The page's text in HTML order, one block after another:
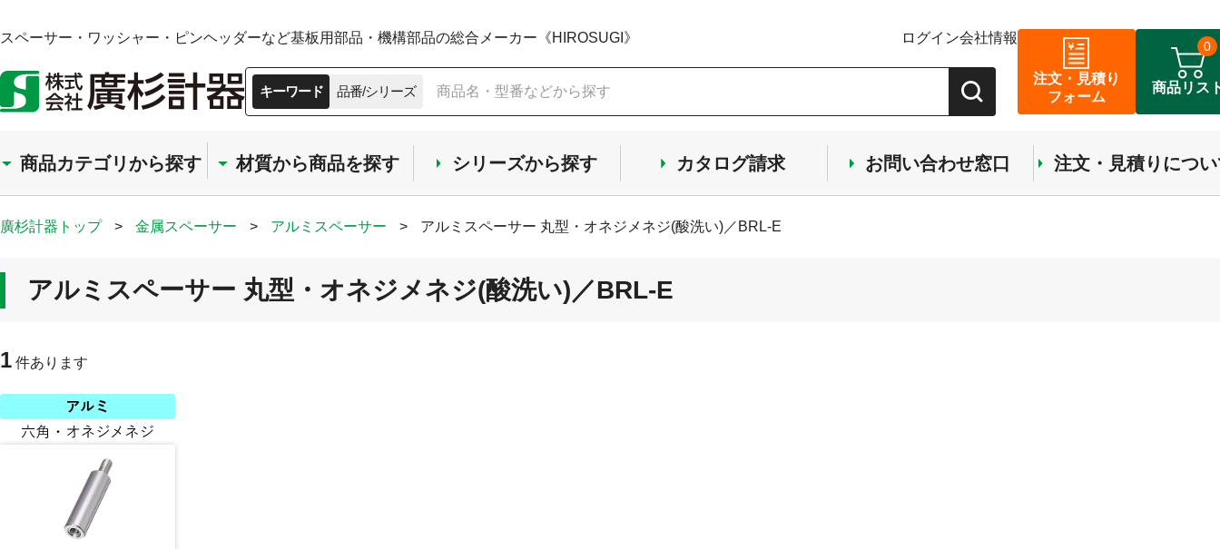
スペーサー・ワッシャー・ピンヘッダーなど基板用部品・機構部品の総合メーカー《HIROSUGI》 ログイン会社情報
キーワード 品番/シリーズ
注文・見積り
フォーム
商品リス
0
商品カテゴリから探す 材質から商品を探す シリーズから探す カタログ請求 お問い合わせ窓口 注文・見積りにつ
廣杉計器トップ > 金属スペーサー > アルミスペーサー > アルミスペーサー 丸型・オネジメネジ(酸洗い)／BRL-E
アルミスペーサー 丸型・オネジメネジ(酸洗い)／BRL-E
1 件あります